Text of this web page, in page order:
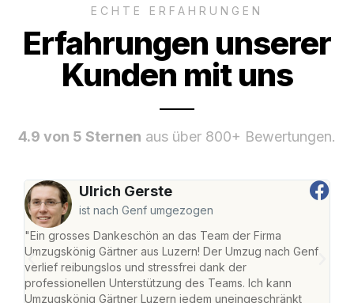
ECHTE ERFAHRUNGEN
Erfahrungen unserer
Kunden mit uns
4.9 von 5 Sternen aus über 800+ Bewertungen.
Ulrich Gerste
ist nach Genf umgezogen
"Ein grosses Dankeschön an das Team der Firma
Umzugskönig Gärtner aus Luzern! Der Umzug nach Genf
verlief reibungslos und stressfrei dank der
professionellen Unterstützung des Teams. Ich kann
Umzugskönig Gärtner Luzern jedem uneingeschränkt